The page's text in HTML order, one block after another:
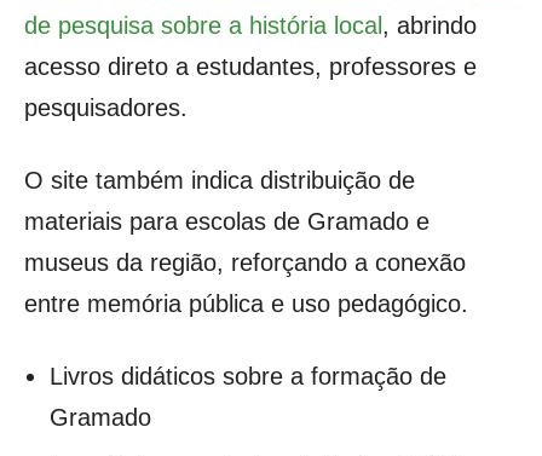
de pesquisa sobre a história local , abrindo
acesso direto a estudantes, professores e
pesquisadores.
O site também indica distribuição de
materiais para escolas de Gramado e
museus da região, reforçando a conexão
entre memória pública e uso pedagógico.
Livros didáticos sobre a formação de
Gramado